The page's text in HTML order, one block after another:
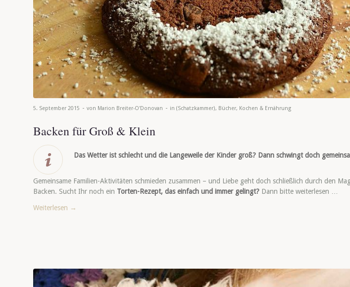
5. September 2015 - von Marion Breiter-O'Donovan - in (Schatzkammer), Bücher, Kochen & Ernährung
Backen für Groß & Klein
Das Wetter ist schlecht und die Langeweile der Kinder groß? Dann schwingt doch
Gemeinsame Familien-Aktivitäten schmieden zusammen – und Liebe geht doch schließlich durch den
Backen. Sucht Ihr noch ein Torten-Rezept, das einfach und immer gelingt? Dann bitte weiterlesen …
Weiterlesen →